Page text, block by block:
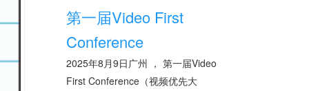
第一届Video First
Conference
2025年8月9日广州 ， 第一届Video
First Conference（视频优先大